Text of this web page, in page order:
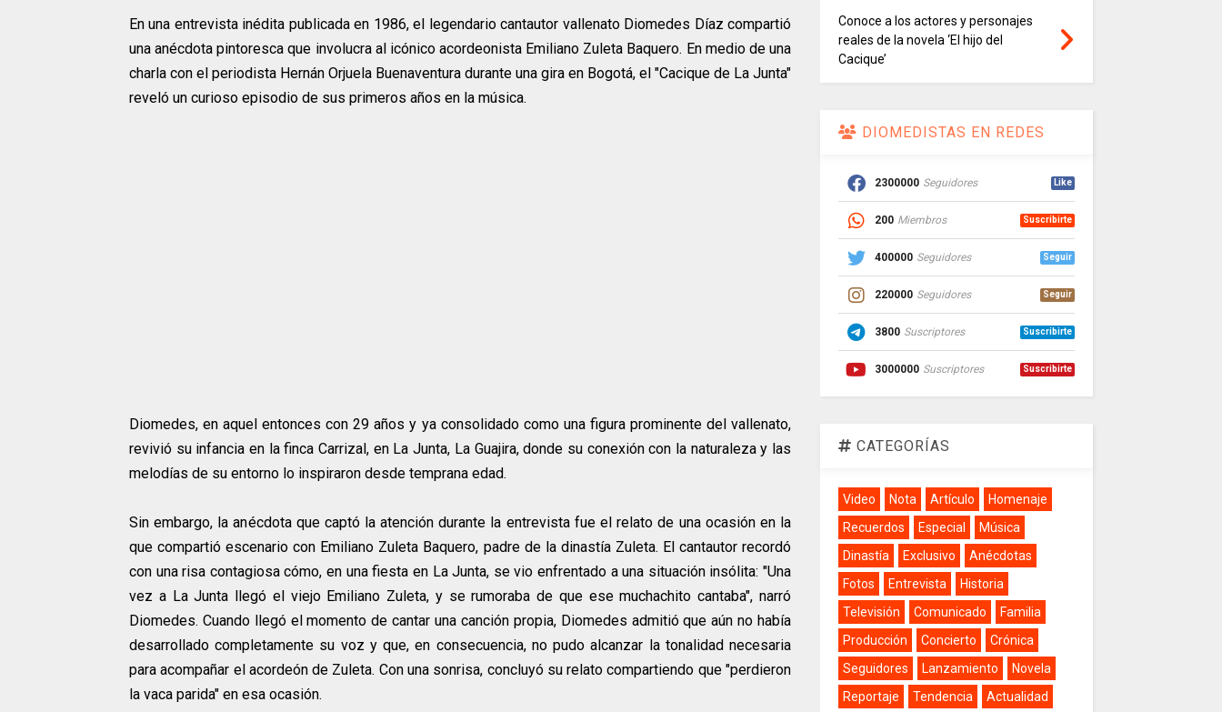
En una entrevista inédita publicada en 1986, el legendario cantautor vallenato Diomedes Díaz compartió
una anécdota pintoresca que involucra al icónico acordeonista Emiliano Zuleta Baquero. En medio de una
charla con el periodista Hernán Orjuela Buenaventura durante una gira en Bogotá, el "Cacique de La Junta"
reveló un curioso episodio de sus primeros años en la música.
Diomedes, en aquel entonces con 29 años y ya consolidado como una figura prominente del vallenato,
revivió su infancia en la finca Carrizal, en La Junta, La Guajira, donde su conexión con la naturaleza y las
melodías de su entorno lo inspiraron desde temprana edad.
Sin embargo, la anécdota que captó la atención durante la entrevista fue el relato de una ocasión en la
que compartió escenario con Emiliano Zuleta Baquero, padre de la dinastía Zuleta. El cantautor recordó
con una risa contagiosa cómo, en una fiesta en La Junta, se vio enfrentado a una situación insólita: "Una
vez a La Junta llegó el viejo Emiliano Zuleta, y se rumoraba de que ese muchachito cantaba", narró
Diomedes. Cuando llegó el momento de cantar una canción propia, Diomedes admitió que aún no había
desarrollado completamente su voz y que, en consecuencia, no pudo alcanzar la tonalidad necesaria
para acompañar el acordeón de Zuleta. Con una sonrisa, concluyó su relato compartiendo que "perdieron
la vaca parida" en esa ocasión.
Conoce a los actores y personajes
reales de la novela ‘El hijo del
Cacique’
DIOMEDISTAS EN REDES
2300000 Seguidores Like
200 Miembros Suscribirte
400000 Seguidores Seguir
220000 Seguidores Seguir
3800 Suscriptores Suscribirte
3000000 Suscriptores Suscribirte
CATEGORÍAS
Video Nota Artículo
Homenaje
Recuerdos
Especial
Música
Dinastía
Exclusivo
Anécdotas
Fotos
Entrevista
Historia
Televisión
Comunicado
Familia
Producción
Concierto
Crónica
Seguidores
Lanzamiento
Novela
Reportaje
Tendencia
Actualidad